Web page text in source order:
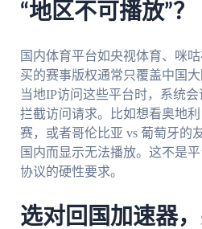
“地区不可播放”？
国内体育平台如央视体育、咪
买的赛事版权通常只覆盖中国
当地IP访问这些平台时，系统
拦截访问请求。比如想看奥地
赛，或者哥伦比亚 vs 葡萄牙的
国内而显示无法播放。这不是
协议的硬性要求。
选对回国加速器